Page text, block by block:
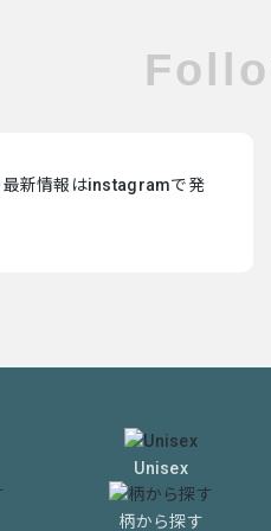
最新情報はinstagramで発
Unisex
柄から探す